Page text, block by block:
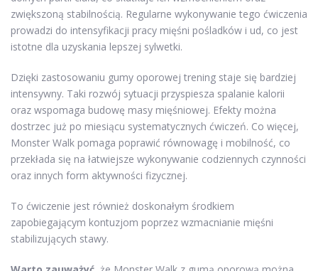
zwiększoną stabilnością. Regularne wykonywanie tego ćwiczenia
prowadzi do intensyfikacji pracy mięśni pośladków i ud, co jest
istotne dla uzyskania lepszej sylwetki.
Dzięki zastosowaniu gumy oporowej trening staje się bardziej
intensywny. Taki rozwój sytuacji przyspiesza spalanie kalorii
oraz wspomaga budowę masy mięśniowej. Efekty można
dostrzec już po miesiącu systematycznych ćwiczeń. Co więcej,
Monster Walk pomaga poprawić równowagę i mobilność, co
przekłada się na łatwiejsze wykonywanie codziennych czynności
oraz innych form aktywności fizycznej.
To ćwiczenie jest również doskonałym środkiem
zapobiegającym kontuzjom poprzez wzmacnianie mięśni
stabilizujących stawy.